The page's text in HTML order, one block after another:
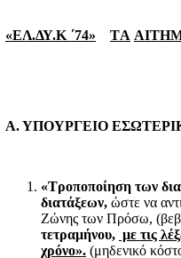
«ΕΛ.ΔΥ.Κ ΄74» ΤA
Α.ΥΠΟΥΡΓΕΙΟ
«Τροποποίηση των
διατάξεων, ώστε να
Ζώνης των Πρόσω,
τετραμήνου, με τις
χρόνο». (μηδενικό